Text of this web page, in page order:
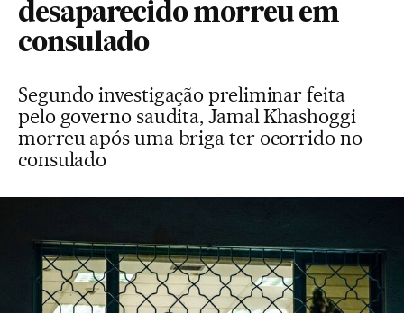
desaparecido morreu em
consulado
Segundo investigação preliminar feita
pelo governo saudita, Jamal Khashoggi
morreu após uma briga ter ocorrido no
consulado